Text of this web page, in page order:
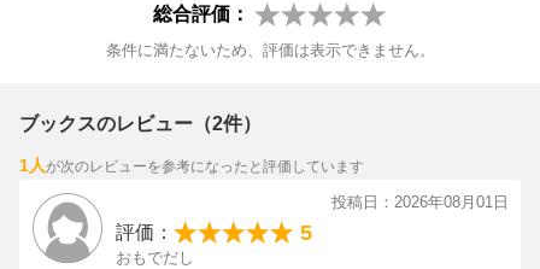
総合評価：
条件に満たないため、評価は表示できません。
ブックスのレビュー（2件）
1人が次のレビューを参考になったと評価しています
投稿日：2026年08月01日
評価： 5
おもでだし